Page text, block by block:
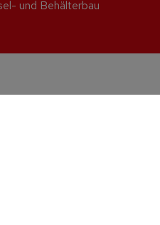
und Behälterbau